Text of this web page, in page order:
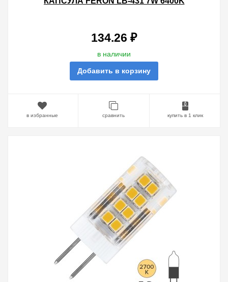
134.26 ₽
в наличии
Добавить в корзину
в избранные сравнить купить в 1 клик